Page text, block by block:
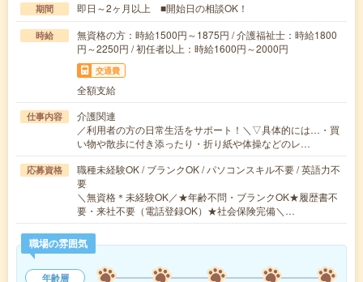
期間 即日～2ヶ月以上 ■開始日の相談OK！
時給
無資格の方：時給1500円～1875円 / 介護福祉士：時給1800
円～2250円 / 初任者以上：時給1600円～2000円
交通費
全額支給
仕事内容
介護関連
／利用者の方の日常生活をサポート！＼▽具体的には…・買
い物や散歩に付き添ったり・折り紙や体操などのレ…
応募資格
職種未経験OK / ブランクOK / パソコンスキル不要 / 英語力不
要
＼無資格＊未経験OK／★年齢不問・ブランクOK★履歴書不
要・来社不要（電話登録OK）★社会保険完備＼…
職場の雰囲気
年齢層